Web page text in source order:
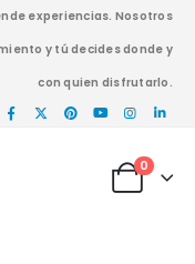
experiencias. Nosotros
y tú decides donde y
con quien disfrutarlo.
0